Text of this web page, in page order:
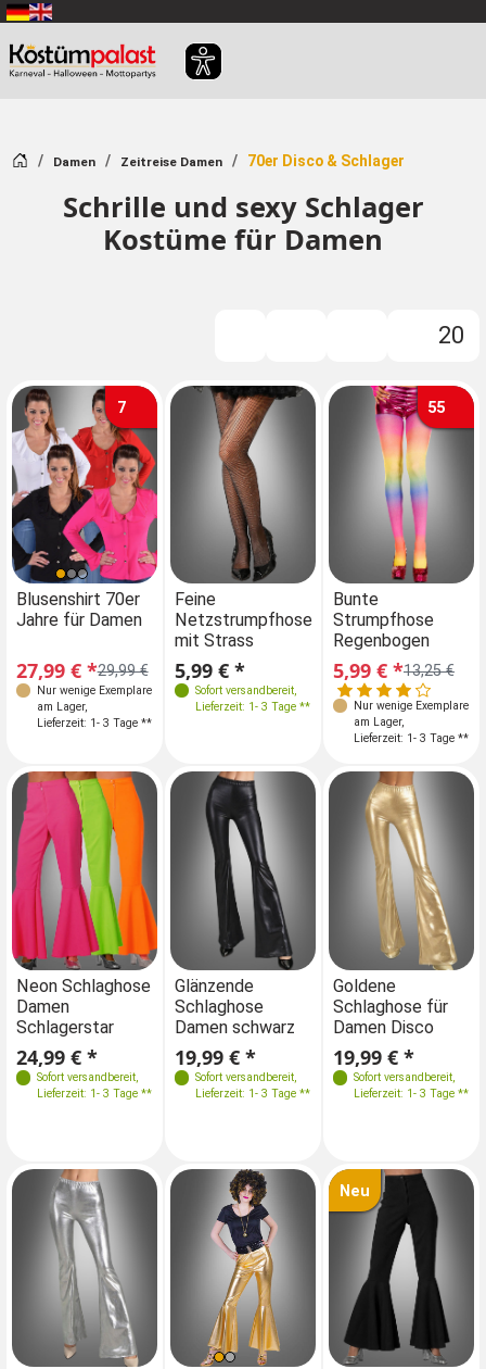
Zum Hauptinhalt springen
Startseite
Damen Zeitreise Damen 70er Disco & Schlager
Schrille und sexy Schlager
Kostüme für Damen
20
7
Blusenshirt 70er
Jahre für Damen
29,99 €
27,99 € *
Nur wenige Exemplare
am Lager,
Lieferzeit: 1- 3 Tage **
Farben
Größen
34 36
Blusenshirt 70er
Jahre für Damen
29,99 €
27,99 € *
Nur wenige Exemplare
am Lager,
Lieferzeit: 1- 3 Tage **
Einheitsgröße
Feine
Netzstrumpfhose
mit Strass
5,99 € *
Sofort versandbereit,
Lieferzeit: 1- 3 Tage **
Einheitsgröße
36-40
55
Einheitsgröße
36-40
Bunte
Strumpfhose
Regenbogen
13,25 €
5,99 € *
Nur wenige Exemplare
am Lager,
Lieferzeit: 1- 3 Tage **
Neon Schlaghose
Damen
Schlagerstar
24,99 € *
Sofort versandbereit,
Lieferzeit: 1- 3 Tage **
Farben
Größen
36 38 40
46
Neon Schlaghose
Damen
Schlagerstar
24,99 € *
Sofort versandbereit,
Lieferzeit: 1- 3 Tage **
Größen
40-42
Glänzende
Schlaghose
Damen schwarz
19,99 € *
Sofort versandbereit,
Lieferzeit: 1- 3 Tage **
Größen
40-42 42-44
Größen
34-36 36-38
Goldene
Schlaghose für
Damen Disco
19,99 € *
Sofort versandbereit,
Lieferzeit: 1- 3 Tage **
Neu